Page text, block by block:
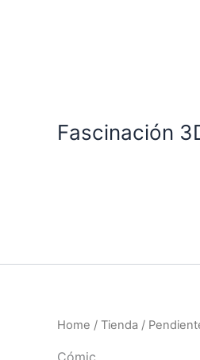
Fascinación
Home / Tienda /
Cómic